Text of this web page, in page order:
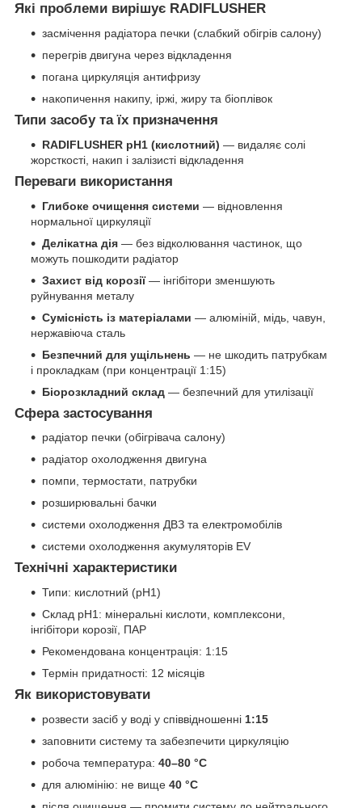
Які проблеми вирішує RADIFLUSHER
засмічення радіатора печки (слабкий обігрів салону)
перегрів двигуна через відкладення
погана циркуляція антифризу
накопичення накипу, іржі, жиру та біоплівок
Типи засобу та їх призначення
RADIFLUSHER pH1 (кислотний) — видаляє солі
жорсткості, накип і залізисті відкладення
Переваги використання
Глибоке очищення системи — відновлення
нормальної циркуляції
Делікатна дія — без відколювання частинок, що
можуть пошкодити радіатор
Захист від корозії— інгібітори зменшують
руйнування металу
Сумісність із матеріалами — алюміній, мідь, чавун,
нержавіюча сталь
Безпечний для ущільнень — не шкодить патрубкам
і прокладкам (при концентрації 1:15)
Біорозкладний склад — безпечний для утилізації
Сфера застосування
радіатор печки (обігрівача салону)
радіатор охолодження двигуна
помпи, термостати, патрубки
розширювальні бачки
системи охолодження ДВЗ та електромобілів
системи охолодження акумуляторів EV
Технічні характеристики
Типи: кислотний (pH1)
Склад pH1: мінеральні кислоти, комплексони,
інгібітори корозії, ПАР
Рекомендована концентрація: 1:15
Термін придатності: 12 місяців
Як використовувати
розвести засіб у воді у співвідношенні 1:15
заповнити систему та забезпечити циркуляцію
робоча температура: 40–80 °C
для алюмінію: не вище 40 °C